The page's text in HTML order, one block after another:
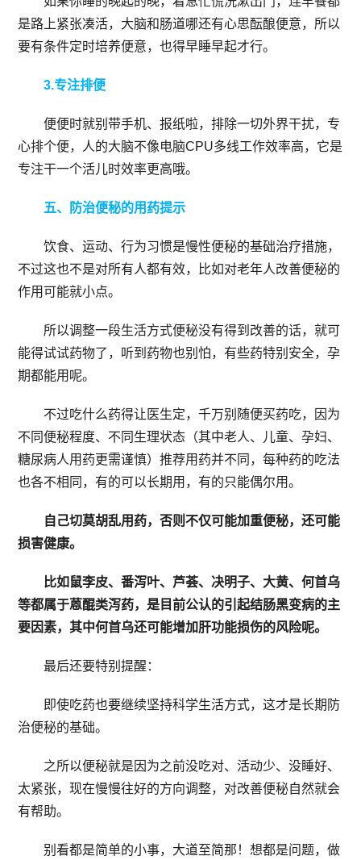
是路上紧张凑活，大脑和肠道哪还有心思酝酿便意，所以
要有条件定时培养便意，也得早睡早起才行。
3.专注排便
便便时就别带手机、报纸啦，排除一切外界干扰，专
心排个便，人的大脑不像电脑CPU多线工作效率高，它是
专注干一个活儿时效率更高哦。
五、防治便秘的用药提示
饮食、运动、行为习惯是慢性便秘的基础治疗措施，
不过这也不是对所有人都有效，比如对老年人改善便秘的
作用可能就小点。
所以调整一段生活方式便秘没有得到改善的话，就可
能得试试药物了，听到药物也别怕，有些药特别安全，孕
期都能用呢。
不过吃什么药得让医生定，千万别随便买药吃，因为
不同便秘程度、不同生理状态（其中老人、儿童、孕妇、
糖尿病人用药更需谨慎）推荐用药并不同，每种药的吃法
也各不相同，有的可以长期用，有的只能偶尔用。
自己切莫胡乱用药，否则不仅可能加重便秘，还可能
损害健康。
比如鼠李皮、番泻叶、芦荟、决明子、大黄、何首乌
等都属于蒽醌类泻药，是目前公认的引起结肠黑变病的主
要因素，其中何首乌还可能增加肝功能损伤的风险呢。
最后还要特别提醒：
即使吃药也要继续坚持科学生活方式，这才是长期防
治便秘的基础。
之所以便秘就是因为之前没吃对、活动少、没睡好、
太紧张，现在慢慢往好的方向调整，对改善便秘自然就会
有帮助。
别看都是简单的小事，大道至简那！想都是问题，做